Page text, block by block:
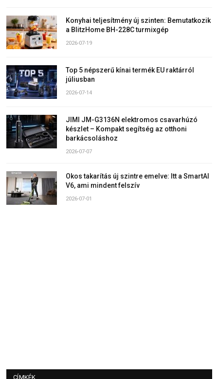
Konyhai teljesítmény új szinten: Bemutatkozik
a BlitzHome BH-228C turmixgép
2026-07-19
Top 5 népszerű kínai termék EU raktárról
júliusban
2026-07-14
JIMI JM-G3136N elektromos csavarhúzó
készlet – Kompakt segítség az otthoni
barkácsoláshoz
2026-07-07
Okos takarítás új szintre emelve: Itt a SmartAI
V6, ami mindent felszív
2026-07-01
CÍMKÉK